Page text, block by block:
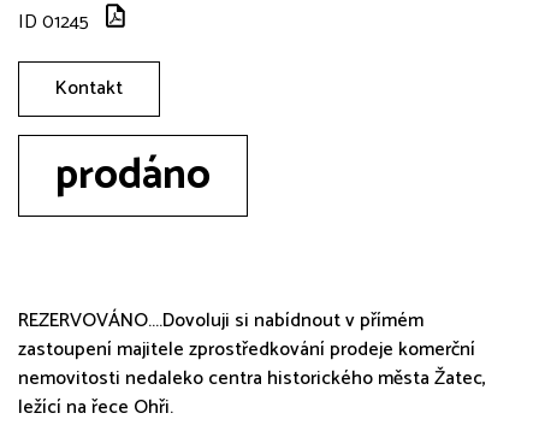
ID 01245
Kontakt
prodáno
REZERVOVÁNO....Dovoluji si nabídnout v přímém
zastoupení majitele zprostředkování prodeje komerční
nemovitosti nedaleko centra historického města Žatec,
ležící na řece Ohři.